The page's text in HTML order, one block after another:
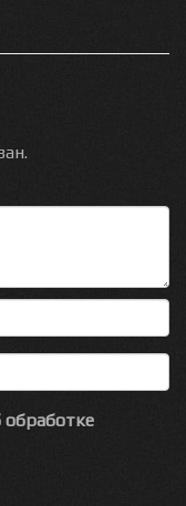
обработке